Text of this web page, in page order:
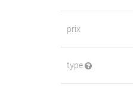
prix
type